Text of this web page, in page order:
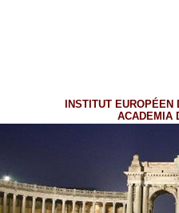
INSTITUT EUROPÉEN
ACADEMIA